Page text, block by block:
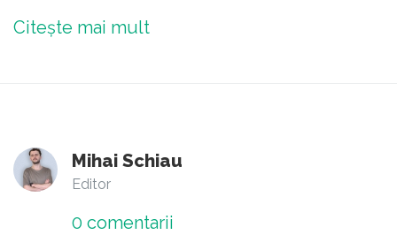
Citește mai mult
Mihai Schiau
Editor
0 comentarii